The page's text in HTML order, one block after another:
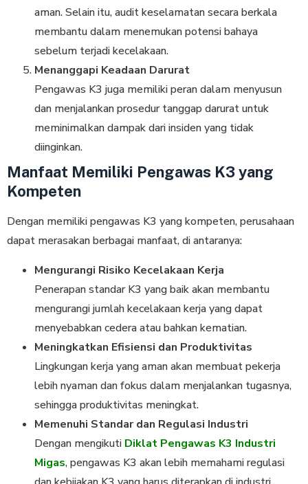
aman. Selain itu, audit keselamatan secara berkala
membantu dalam menemukan potensi bahaya
sebelum terjadi kecelakaan.
Menanggapi Keadaan Darurat
Pengawas K3 juga memiliki peran dalam menyusun
dan menjalankan prosedur tanggap darurat untuk
meminimalkan dampak dari insiden yang tidak
diinginkan.
Manfaat Memiliki Pengawas K3 yang
Kompeten
Dengan memiliki pengawas K3 yang kompeten, perusahaan
dapat merasakan berbagai manfaat, di antaranya:
Mengurangi Risiko Kecelakaan Kerja
Penerapan standar K3 yang baik akan membantu
mengurangi jumlah kecelakaan kerja yang dapat
menyebabkan cedera atau bahkan kematian.
Meningkatkan Efisiensi dan Produktivitas
Lingkungan kerja yang aman akan membuat pekerja
lebih nyaman dan fokus dalam menjalankan tugasnya,
sehingga produktivitas meningkat.
Memenuhi Standar dan Regulasi Industri
Dengan mengikuti Diklat Pengawas K3 Industri
Migas, pengawas K3 akan lebih memahami regulasi